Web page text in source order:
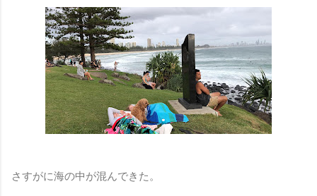
さすがに海の中が混んできた。